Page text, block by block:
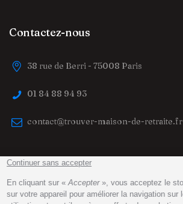
Contactez-nous
38 rue de Berri - 75008 Paris
01 84 88 94 93
contact@trouver-maison-de-retraite.fr